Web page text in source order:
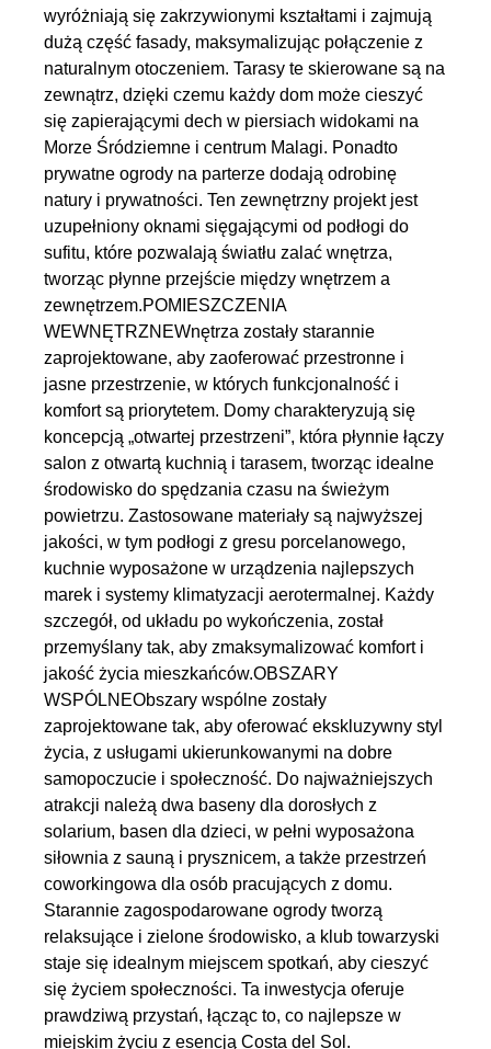
wyróżniają się zakrzywionymi kształtami i zajmują
dużą część fasady, maksymalizując połączenie z
naturalnym otoczeniem. Tarasy te skierowane są na
zewnątrz, dzięki czemu każdy dom może cieszyć
się zapierającymi dech w piersiach widokami na
Morze Śródziemne i centrum Malagi. Ponadto
prywatne ogrody na parterze dodają odrobinę
natury i prywatności. Ten zewnętrzny projekt jest
uzupełniony oknami sięgającymi od podłogi do
sufitu, które pozwalają światłu zalać wnętrza,
tworząc płynne przejście między wnętrzem a
zewnętrzem.POMIESZCZENIA
WEWNĘTRZNEWnętrza zostały starannie
zaprojektowane, aby zaoferować przestronne i
jasne przestrzenie, w których funkcjonalność i
komfort są priorytetem. Domy charakteryzują się
koncepcją „otwartej przestrzeni”, która płynnie łączy
salon z otwartą kuchnią i tarasem, tworząc idealne
środowisko do spędzania czasu na świeżym
powietrzu. Zastosowane materiały są najwyższej
jakości, w tym podłogi z gresu porcelanowego,
kuchnie wyposażone w urządzenia najlepszych
marek i systemy klimatyzacji aerotermalnej. Każdy
szczegół, od układu po wykończenia, został
przemyślany tak, aby zmaksymalizować komfort i
jakość życia mieszkańców.OBSZARY
WSPÓLNEObszary wspólne zostały
zaprojektowane tak, aby oferować ekskluzywny styl
życia, z usługami ukierunkowanymi na dobre
samopoczucie i społeczność. Do najważniejszych
atrakcji należą dwa baseny dla dorosłych z
solarium, basen dla dzieci, w pełni wyposażona
siłownia z sauną i prysznicem, a także przestrzeń
coworkingowa dla osób pracujących z domu.
Starannie zagospodarowane ogrody tworzą
relaksujące i zielone środowisko, a klub towarzyski
staje się idealnym miejscem spotkań, aby cieszyć
się życiem społeczności. Ta inwestycja oferuje
prawdziwą przystań, łącząc to, co najlepsze w
miejskim życiu z esencją Costa del Sol.